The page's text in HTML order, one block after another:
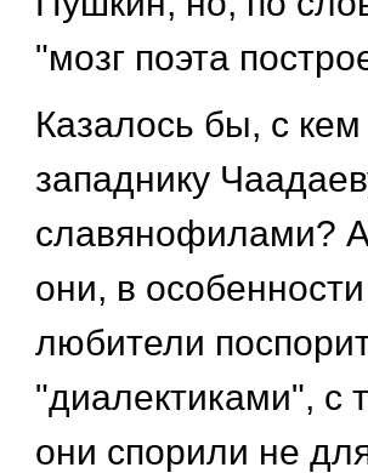
"мозг поэта
Казалось бы, с
западнику
славянофилами?
они, в
любители
"диалектиками", с
они спорили не